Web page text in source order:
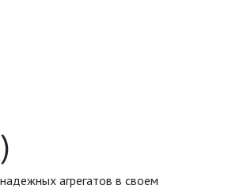
агрегатов в своем